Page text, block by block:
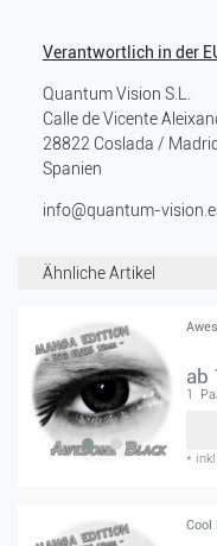
Verantwortlich in der
Quantum Vision S.L.
Calle de Vicente
28822 Coslada / Madrid
Spanien
info@quantum-
Ähnliche Artikel
ab
1
*
Cool